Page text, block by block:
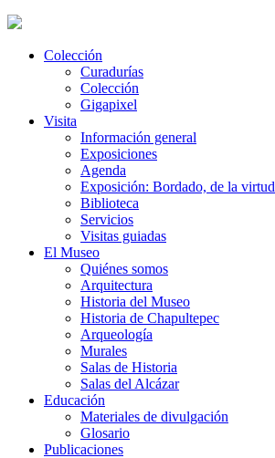
Colección
Curadurías
Colección
Gigapixel
Visita
Información general
Exposiciones
Agenda
Exposición: Bordado, de la virtud
Biblioteca
Servicios
Visitas guiadas
El Museo
Quiénes somos
Arquitectura
Historia del Museo
Historia de Chapultepec
Arqueología
Murales
Salas de Historia
Salas del Alcázar
Educación
Materiales de divulgación
Glosario
Publicaciones